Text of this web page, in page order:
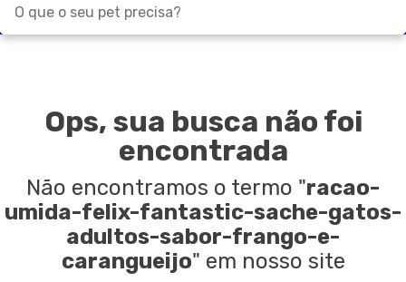
Ops, sua busca não foi
encontrada
Não encontramos o termo "racao-
umida-felix-fantastic-sache-gatos-
adultos-sabor-frango-e-
carangueijo" em nosso site
2 º
ração gatos
3º
caes
4º
tapete higienico
5º
formula natural
6º
areia
7º
royal canin